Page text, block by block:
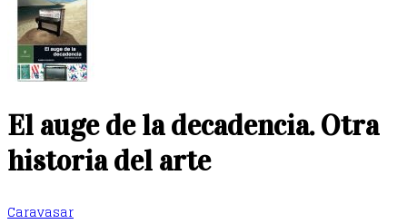
El auge de la decadencia. Otra
historia del arte
Caravasar